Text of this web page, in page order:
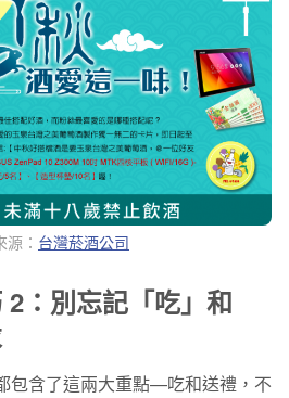
源： 台灣菸酒公司
：別忘記「吃」和
包含了這兩大重點—吃和送禮，不